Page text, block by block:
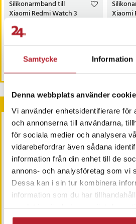
Samtycke Information
Denna webbplats använder
Vi använder enhetsidentifierare för
och annonserna till användarna,
för sociala medier och analysera
vidarebefordrar även sådana
information från din enhet till de
annons- och analysföretag som vi
Dessa kan i sin tur kombinera
information som du har
Silikonarmband till
Xiaomi Redmi Watch 3
Lite - Vit
Nuvarande pris
19 kr
Köp
Xiaomi
Nylonarmband till